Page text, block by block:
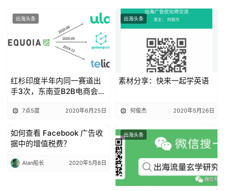
广
运
出海头条
红杉印度半年内同一赛道出
手3次，东南亚B2B电商会出
7点5度 2020年6月25日
出海头条
素材分享：快来一起学英语
何俊杰 2020年5月26日
出海头条
如何查看 Facebook 广告收
据中的增值税费？
Alan船长 2020年5月8日
出海头条